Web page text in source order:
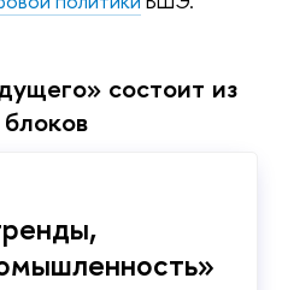
состоит из